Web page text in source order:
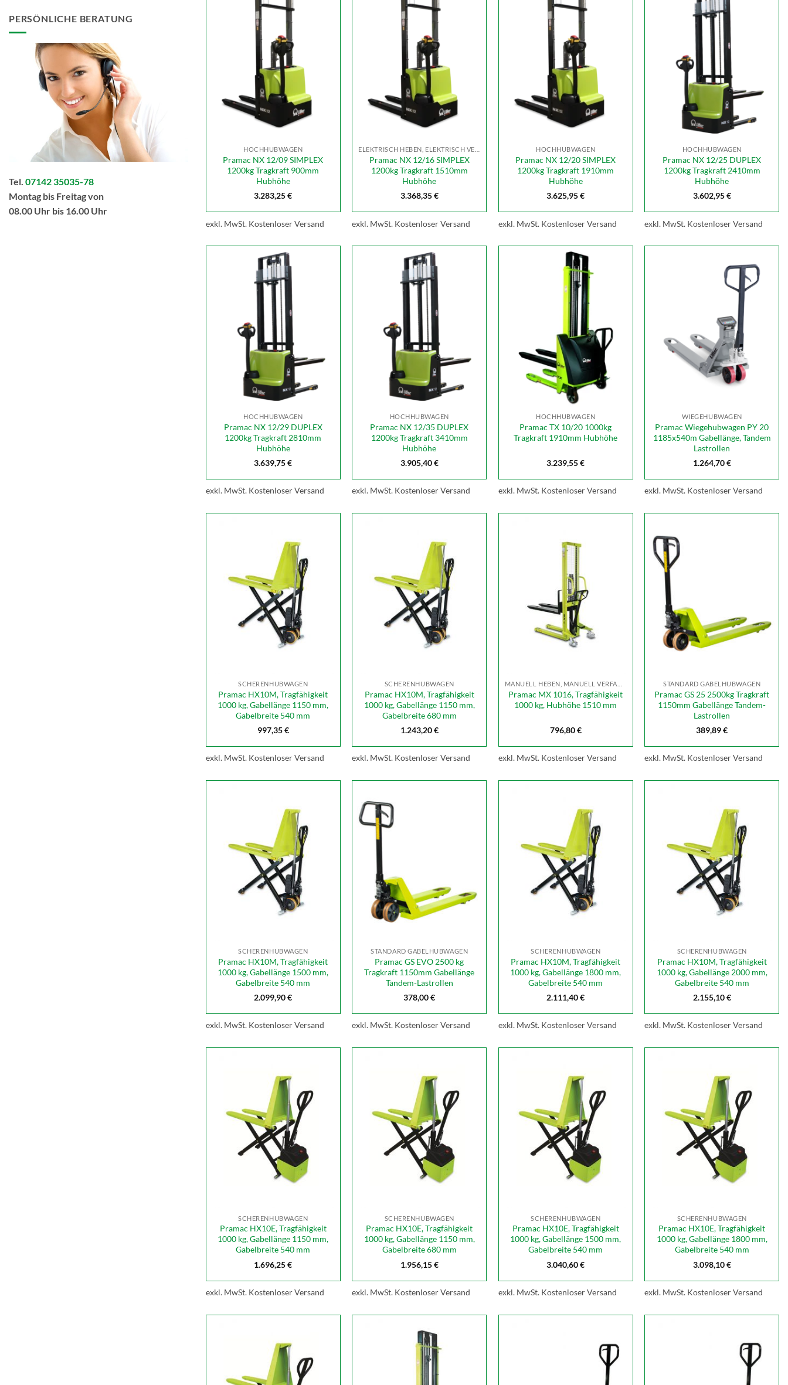
PERSÖNLICHE BERATUNG
Tel. 07142 35035-78
Montag bis Freitag von
08.00 Uhr bis 16.00 Uhr
HOCHHUBWAGEN
Pramac NX 12/09 SIMPLEX
1200kg Tragkraft 900mm
Hubhöhe
3.283,25€
exkl. MwSt. Kostenloser Versand
Pramac NX 12/16 SIMPLEX
1200kg Tragkraft 1510mm
Hubhöhe
3.368,35€
exkl. MwSt. Kostenloser Versand
HOCHHUBWAGEN
Pramac NX 12/20 SIMPLEX
1200kg Tragkraft 1910mm
Hubhöhe
3.625,95€
exkl. MwSt. Kostenloser Versand
HOCHHUBWAGEN
Pramac NX 12/25 DUPLEX
1200kg Tragkraft 2410mm
Hubhöhe
3.602,95€
exkl. MwSt. Kostenloser Versand
HOCHHUBWAGEN
Pramac NX 12/29 DUPLEX
1200kg Tragkraft 2810mm
Hubhöhe
3.639,75€
exkl. MwSt. Kostenloser Versand
HOCHHUBWAGEN
Pramac NX 12/35 DUPLEX
1200kg Tragkraft 3410mm
Hubhöhe
3.905,40€
exkl. MwSt. Kostenloser Versand
HOCHHUBWAGEN
Pramac TX 10/20 1000kg
Tragkraft 1910mm Hubhöhe
3.239,55€
exkl. MwSt. Kostenloser Versand
WIEGEHUBWAGEN
Pramac Wiegehubwagen PY 20
1185x540m Gabellänge, Tandem
Lastrollen
1.264,70€
exkl. MwSt. Kostenloser Versand
SCHERENHUBWAGEN
Pramac HX10M, Tragfähigkeit
1000 kg, Gabellänge 1150 mm,
Gabelbreite 540 mm
997,35€
exkl. MwSt. Kostenloser Versand
SCHERENHUBWAGEN
Pramac HX10M, Tragfähigkeit
1000 kg, Gabellänge 1150 mm,
Gabelbreite 680 mm
1.243,20€
exkl. MwSt. Kostenloser Versand
Pramac MX 1016, Tragfähigkeit
1000 kg, Hubhöhe 1510 mm
796,80€
exkl. MwSt. Kostenloser Versand
STANDARD GABELHUBWAGEN
Pramac GS 25 2500kg Tragkraft
1150mm Gabellänge Tandem-
Lastrollen
389,89€
exkl. MwSt. Kostenloser Versand
SCHERENHUBWAGEN
Pramac HX10M, Tragfähigkeit
1000 kg, Gabellänge 1500 mm,
Gabelbreite 540 mm
2.099,90€
exkl. MwSt. Kostenloser Versand
STANDARD GABELHUBWAGEN
Pramac GS EVO 2500 kg
Tragkraft 1150mm Gabellänge
Tandem-Lastrollen
378,00€
exkl. MwSt. Kostenloser Versand
SCHERENHUBWAGEN
Pramac HX10M, Tragfähigkeit
1000 kg, Gabellänge 1800 mm,
Gabelbreite 540 mm
2.111,40€
exkl. MwSt. Kostenloser Versand
SCHERENHUBWAGEN
Pramac HX10M, Tragfähigkeit
1000 kg, Gabellänge 2000 mm,
Gabelbreite 540 mm
2.155,10€
exkl. MwSt. Kostenloser Versand
SCHERENHUBWAGEN
Pramac HX10E, Tragfähigkeit
1000 kg, Gabellänge 1150 mm,
Gabelbreite 540 mm
1.696,25€
exkl. MwSt. Kostenloser Versand
SCHERENHUBWAGEN
Pramac HX10E, Tragfähigkeit
1000 kg, Gabellänge 1150 mm,
Gabelbreite 680 mm
1.956,15€
exkl. MwSt. Kostenloser Versand
SCHERENHUBWAGEN
Pramac HX10E, Tragfähigkeit
1000 kg, Gabellänge 1500 mm,
Gabelbreite 540 mm
3.040,60€
exkl. MwSt. Kostenloser Versand
SCHERENHUBWAGEN
Pramac HX10E, Tragfähigkeit
1000 kg, Gabellänge 1800 mm,
Gabelbreite 540 mm
3.098,10€
exkl. MwSt. Kostenloser Versand